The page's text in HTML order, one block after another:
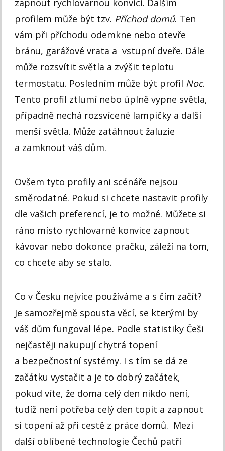
zapnout rychlovarnou konvici. Dalším
profilem může být tzv. Příchod domů. Ten
vám při příchodu odemkne nebo otevře
bránu, garážové vrata a vstupní dveře. Dále
může rozsvítit světla a zvýšit teplotu
termostatu. Posledním může být profil Noc.
Tento profil ztlumí nebo úplně vypne světla,
případně nechá rozsvícené lampičky a další
menší světla. Může zatáhnout žaluzie
a zamknout váš dům.
Ovšem tyto profily ani scénáře nejsou
směrodatné. Pokud si chcete nastavit profily
dle vašich preferencí, je to možné. Můžete si
ráno místo rychlovarné konvice zapnout
kávovar nebo dokonce pračku, záleží na tom,
co chcete aby se stalo.
Co v Česku nejvíce používáme a s čím začít?
Je samozřejmě spousta věcí, se kterými by
váš dům fungoval lépe. Podle statistiky Češi
nejčastěji nakupují chytrá topení
a bezpečnostní systémy. I s tím se dá ze
začátku vystačit a je to dobrý začátek,
pokud víte, že doma celý den nikdo není,
tudíž není potřeba celý den topit a zapnout
si topení až při cestě z práce domů. Mezi
další oblíbené technologie Čechů patří